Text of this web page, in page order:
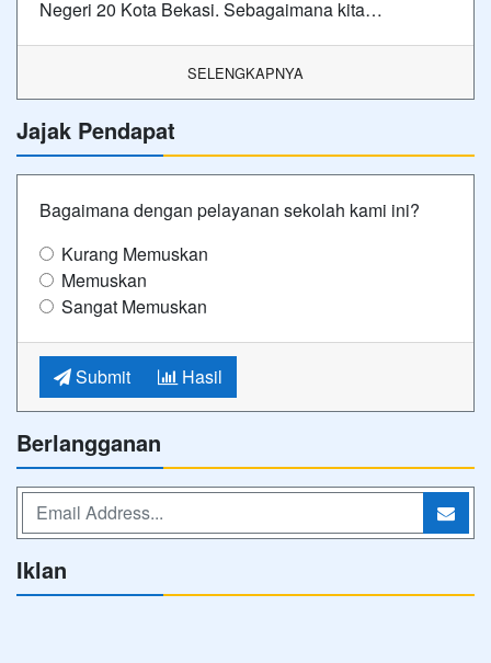
Negeri 20 Kota Bekasi. Sebagaimana kita…
SELENGKAPNYA
Jajak Pendapat
Bagaimana dengan pelayanan sekolah kami ini?
Kurang Memuskan
Memuskan
Sangat Memuskan
Submit Hasil
Berlangganan
Iklan